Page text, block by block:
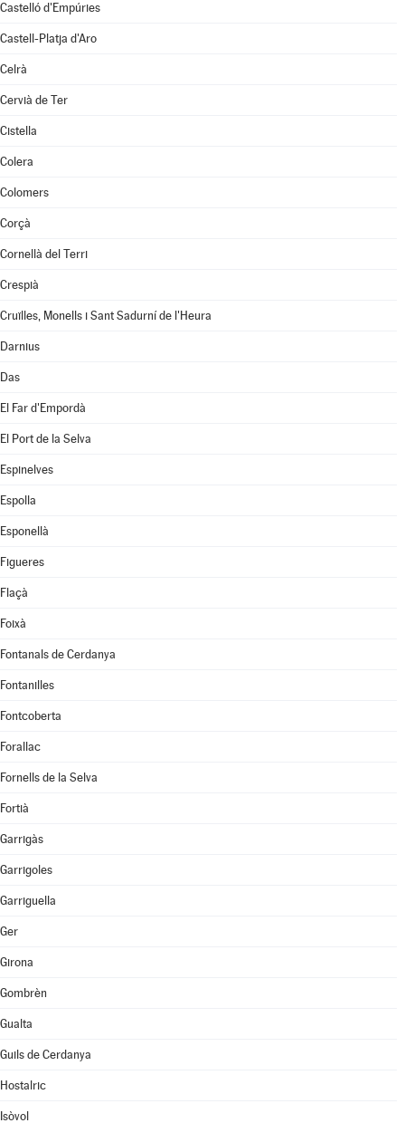
Castelló d'Empúries
Castell-Platja d'Aro
Celrà
Cervià de Ter
Cistella
Colera
Colomers
Corçà
Cornellà del Terri
Crespià
Cruïlles, Monells i Sant Sadurní de l'Heura
Darnius
Das
El Far d'Empordà
El Port de la Selva
Espinelves
Espolla
Esponellà
Figueres
Flaçà
Foixà
Fontanals de Cerdanya
Fontanilles
Fontcoberta
Forallac
Fornells de la Selva
Fortià
Garrigàs
Garrigoles
Garriguella
Ger
Girona
Gombrèn
Gualta
Guils de Cerdanya
Hostalric
Isòvol